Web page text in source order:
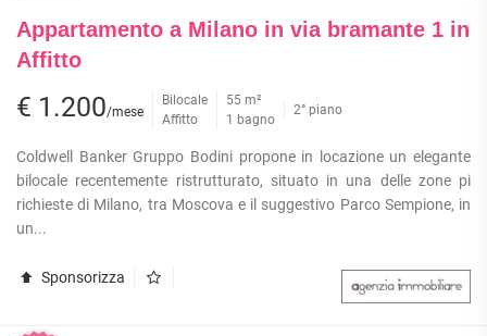
Appartamento a Milano in via bramante 1 in
Affitto
€ 1.200/mese
Bilocale
Affitto
55 m²
1 bagno
2° piano
Coldwell Banker Gruppo Bodini propone in locazione un elegante
bilocale recentemente ristrutturato, situato in una delle zone pi
richieste di Milano, tra Moscova e il suggestivo Parco Sempione, in
un...
Sponsorizza